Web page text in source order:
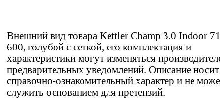
Внешний вид товара Kettler Champ 3.0 Indoor
600, голубой с сеткой, его комплектация и
характеристики могут изменяться
предварительных уведомлений. Описание носит
справочно-ознакомительный характер и не
служить основанием для претензий.